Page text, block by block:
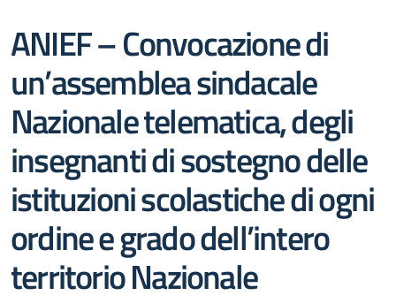
ANIEF – Convocazione di
un’assemblea sindacale
Nazionale telematica, degli
insegnanti di sostegno delle
istituzioni scolastiche di ogni
ordine e grado dell’intero
territorio Nazionale